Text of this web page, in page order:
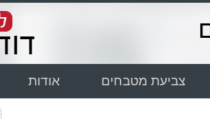
צביעת מטבחים אודות